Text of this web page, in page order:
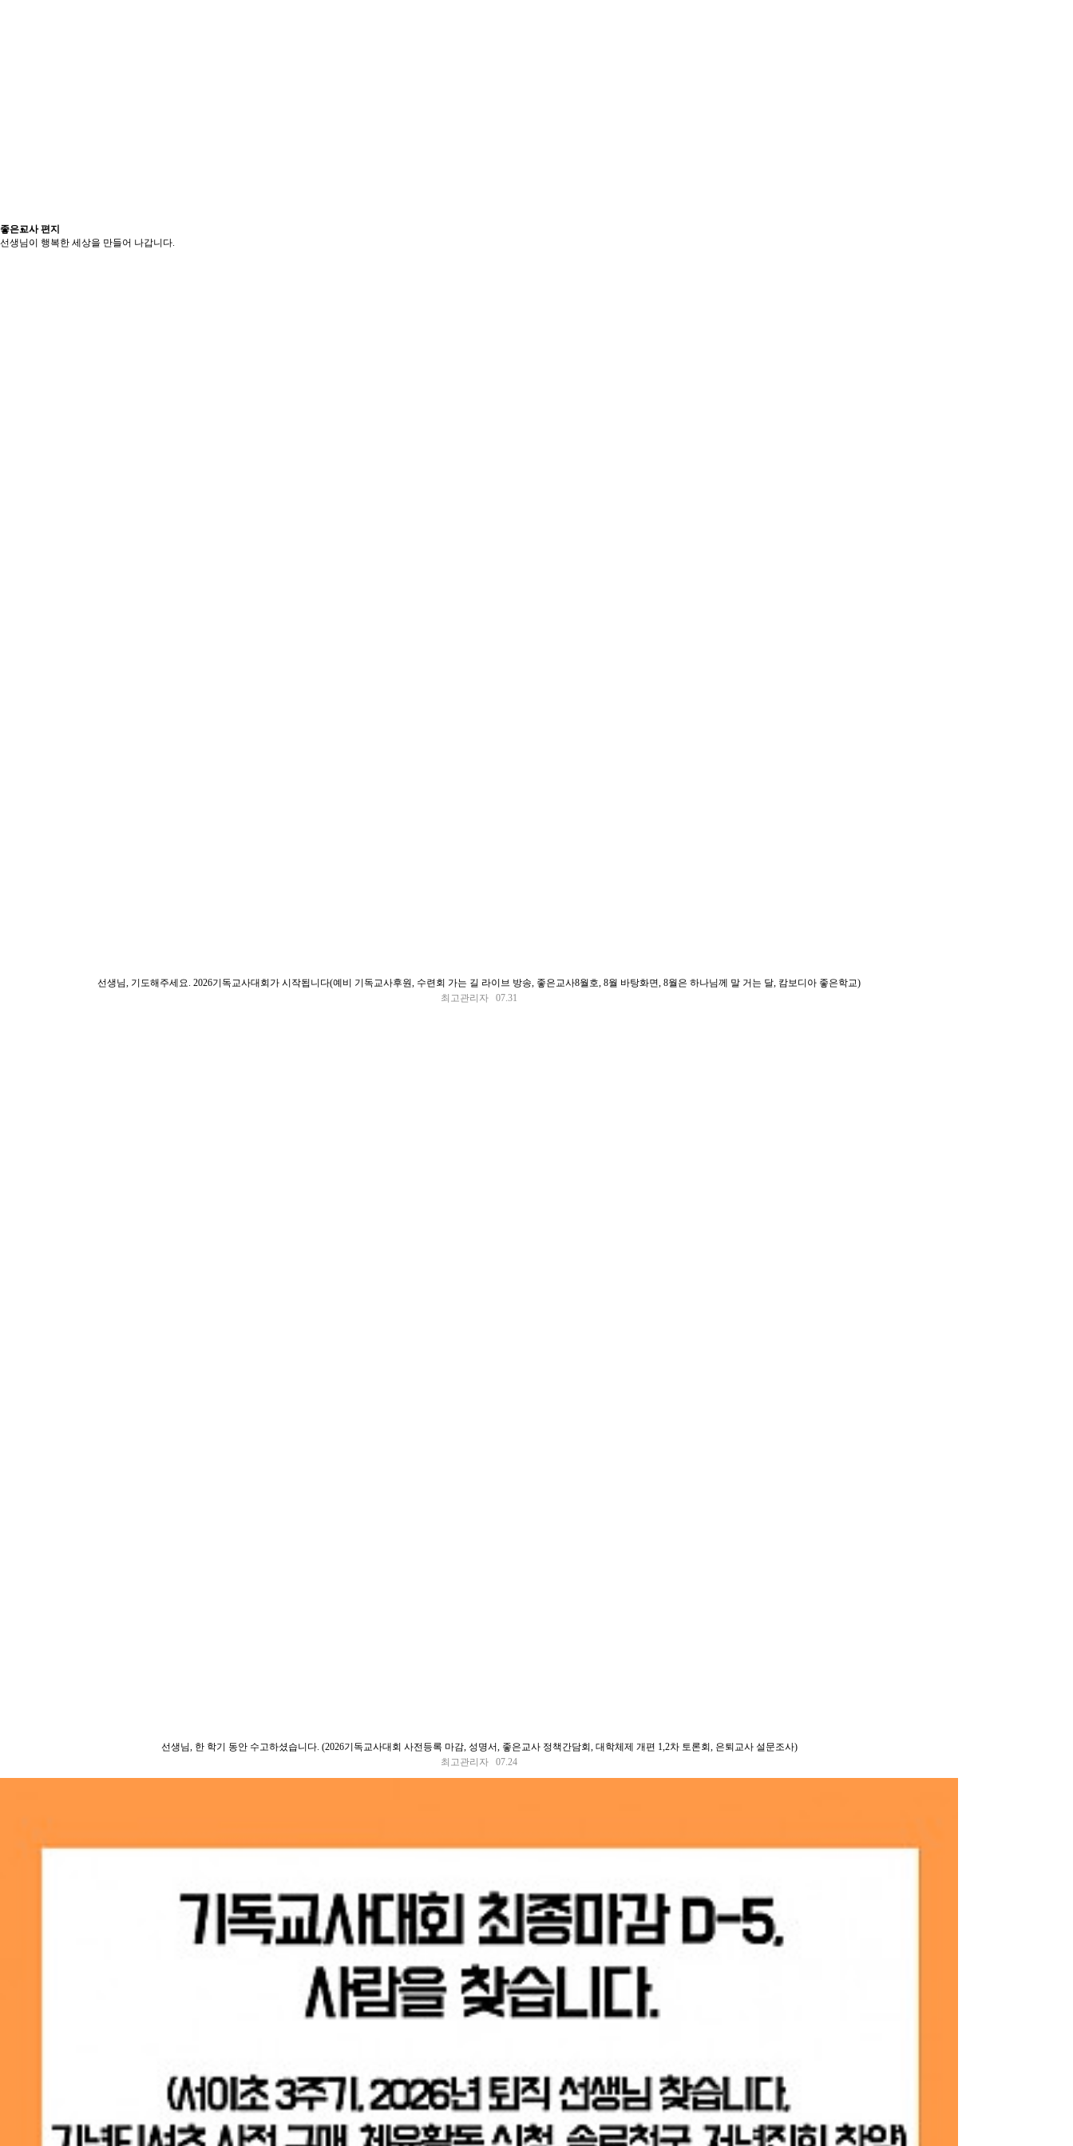
.
.
좋은교사 편지
선생님이 행복한 세상을 만들어 나갑니다.
선생님, 기도해주세요. 2026기독교사대회가 시작됩니다(예비 기독교사후원, 수련회 가는 길 라이브 방송, 좋은교사8월호, 8월 바탕화면, 8월은 하나님께 말 거는 달, 캄보디아 좋은학교)
최고관리자 07.31
선생님, 한 학기 동안 수고하셨습니다. (2026기독교사대회 사전등록 마감, 성명서, 좋은교사 정책간담회, 대학체제 개편 1,2차 토론회, 은퇴교사 설문조사)
최고관리자 07.24